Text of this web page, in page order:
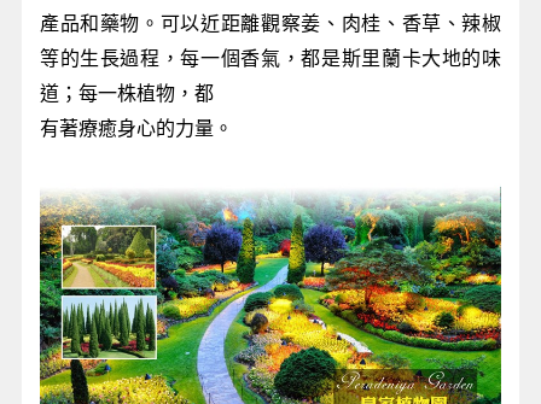
產品和藥物。可以近距離觀察姜、肉桂、香草、辣椒
等的生長過程，每一個香氣，都是斯里蘭卡大地的味
道；每一株植物，都
有著療癒身心的力量。